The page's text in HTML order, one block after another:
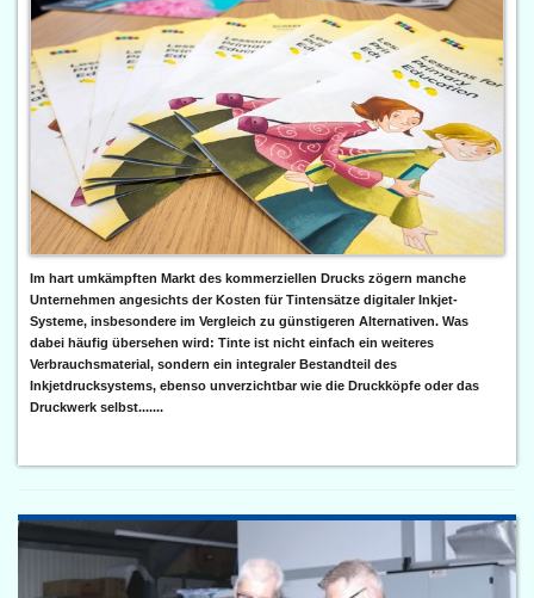
Im hart umkämpften Markt des kommerziellen Drucks zögern manche
Unternehmen angesichts der Kosten für Tintensätze digitaler Inkjet-
Systeme, insbesondere im Vergleich zu günstigeren Alternativen. Was
dabei häufig übersehen wird: Tinte ist nicht einfach ein weiteres
Verbrauchsmaterial, sondern ein integraler Bestandteil des
Inkjetdrucksystems, ebenso unverzichtbar wie die Druckköpfe oder das
Druckwerk selbst.......